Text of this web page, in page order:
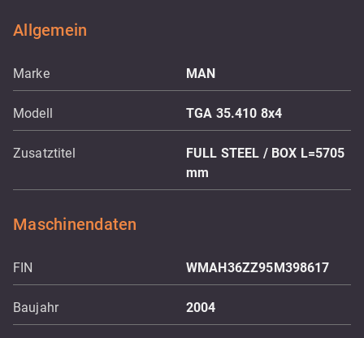
Allgemein
Marke MAN
Modell TGA 35.410 8x4
Zusatztitel
FULL STEEL / BOX L=5705
mm
Maschinendaten
FIN WMAH36ZZ95M398617
Baujahr 2004